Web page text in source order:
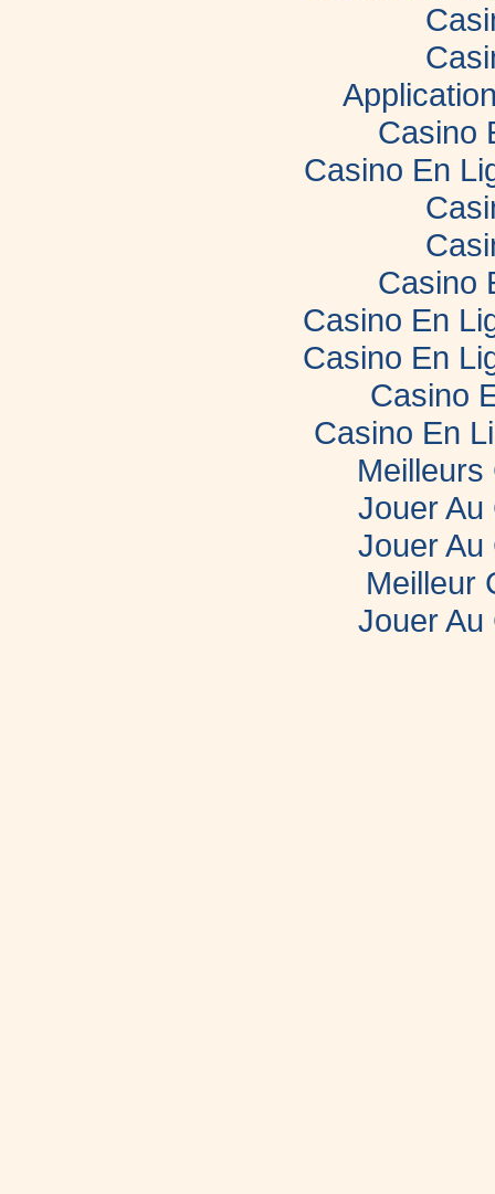
Casino
Casino En
Casino
Casino En
Casino En
Casino
Casino En
Meilleurs
Jouer Au
Jouer Au
Meilleur
Jouer Au